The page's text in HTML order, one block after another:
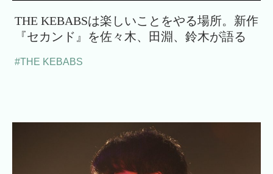
THE KEBABSは楽しいことをやる場所。新作
『セカンド』を佐々木、田淵、鈴木が語る
#THE KEBABS